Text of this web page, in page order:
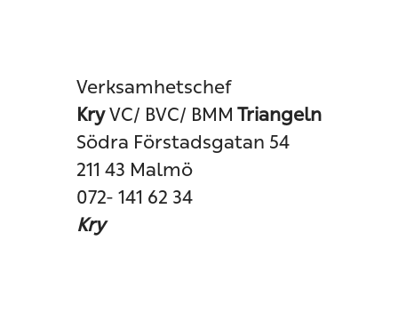
Verksamhetschef
KryVC/ BVC/ BMM Triangeln
Södra Förstadsgatan 54
211 43 Malmö
072- 141 62 34
Kry